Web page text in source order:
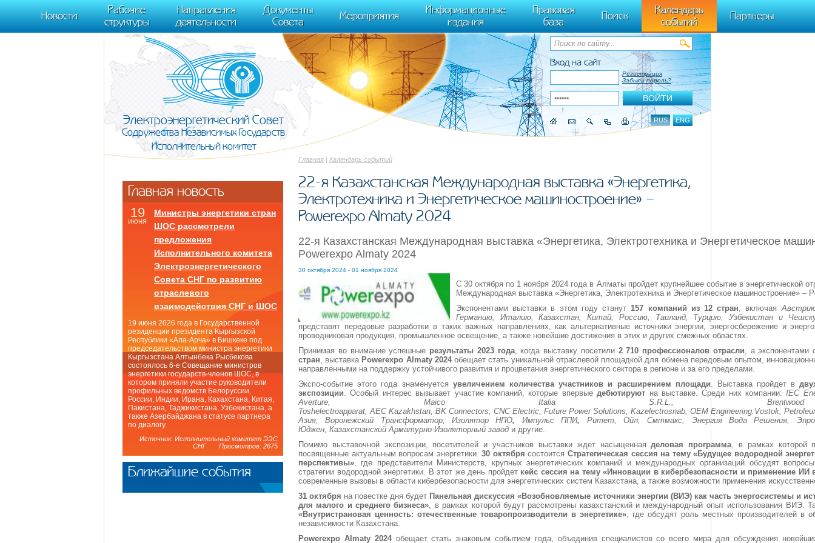
m[i].l=1*new Date(); for (var j = 0; j < document.scripts.length; j++) {if (document.scripts[j].src === r) { return; }} k=e.createElement(t),a=e.getElementsByTagName(t)[0],k.async=1,k.src=r,a.parentNode.insertBefore(k,a)}) (window,
document, "script", "https://mc.yandex.ru/metrika/tag.js", "ym"); ym(95911708, "init", { clickmap:true, trackLinks:true, accurateTrackBounce:true });
Новости
Рабочие
структуры
Направления
деятельности
Документы
Совета
Мероприятия
Информационные
издания
Правовая
база
Поиск
Календарь
событий
Партнеры
Вход на сайт
Регистрация
Забыли пароль?
RUS ENG
Электроэнергетический Совет
Содружества Независимых Государств
Исполнительный комитет
Главная | Календарь событий
22-я Казахстанская Международная выставка «Энергетика,
Электротехника и Энергетическое машиностроение» –
Powerexpo Almaty 2024
22-я Казахстанская Международная выставка «Энергетика, Электротехника и Энергетическое
Powerexpo Almaty 2024
30 октября 2024 - 01 ноября 2024
С 30 октября по 1 ноября 2024 года в Алматы пройдет крупнейшее событие в энергетической
Международная выставка «Энергетика, Электротехника и Энергетическое машиностроение» –
Экспонентами выставки в этом году станут 157 компаний из 12 стран , включая
Германию, Италию, Казахстан, Китай, Россию, Таиланд, Турцию, Узбекистан и
представят передовые разработки в таких важных направлениях, как альтернативные источники энергии, энергосбережение и
проводниковая продукция, промышленное освещение, а также новейшие достижения в этих и других смежных областях.
Принимая во внимание успешные результаты 2023 года, когда выставку посетили 2 710 профессионалов отрасли , а экспонентами
стран , выставка Powerexpo Almaty 2024обещает стать уникальной отраслевой площадкой для обмена передовым опытом,
направленными на поддержку устойчивого развития и процветания энергетического сектора в регионе и за его пределами.
Экспо-событие этого года знаменуется увеличением количества участников и расширением площади . Выставка пройдет в
экспозиции . Особый интерес вызывает участие компаний, которые впервыедебютируют на выставке. Среди них компании:IEC
Averture, Maico
Italia
S.R.L.,
Toshelectroapparat, AEC Kazakhstan, BK Connectors, CNC Electric, Future Power Solutions, Kazelectrosnab, OEM Engineering.Vostok,
Азия,
Воронежский Трансформатор, Изолятор НПО, Импульс ППИ, Ритет, Ойл, Смтмакс, Энергия Вода Решения,
Юджен, Казахстанский Арматурно-Изоляторный завод и другие.
Помимо выставочной экспозиции, посетителей и участников выставки ждет насыщеннаяделовая программа , в рамках которой
посвященные актуальным вопросам энергетики.30 октября состоится Стратегическая сессия на тему «Будущее водородной
перспективы» , где представители Министерств, крупных энергетических компаний и международных организаций обсудят
стратегии водородной энергетики. В этот же день пройдет кейс сессия на тему «Инновации в кибербезопасности и применение ИИ
современные вызовы в области кибербезопасности для энергетических систем Казахстана, а также возможности применения
31 октября на повестке дня будет Панельная дискуссия «Возобновляемые источники энергии (ВИЭ) как часть энергосистемы и
для малого и среднего бизнеса» , в рамках которой будут рассмотрены казахстанский и международный опыт использования ВИЭ.
«Внутристрановая ценность: отечественные товаропроизводители в энергетике» , где обсудят роль местных производителей в
независимости Казахстана.
Powerexpo Almaty 2024 обещает стать знаковым событием года, объединив специалистов со всего мира для обсуждения
Главная новость
19
июня
Министры энергетики стран
ШОС рассмотрели
предложения
Исполнительного комитета
Электроэнергетического
Совета СНГ по развитию
отраслевого
взаимодействия СНГ и ШОС
19 июня 2026 года в Государственной
резиденции президента Кыргызской
Республики «Ала-Арча» в Бишкеке под
председательством министра энергетики
Кыргызстана Алтынбека Рысбекова
состоялось 6-е Совещание министров
энергетики государств-членов ШОС, в
котором приняли участие руководители
профильных ведомств Белоруссии,
России, Индии, Ирана, Кахахстана, Китая,
Пакистана, Таджикистана, Узбекистана, а
также Азербайджана в статусе партнера
по диалогу.
Источник: Исполнительный комитет ЭЭС
СНГ Просмотров: 2675
Ближайшие события